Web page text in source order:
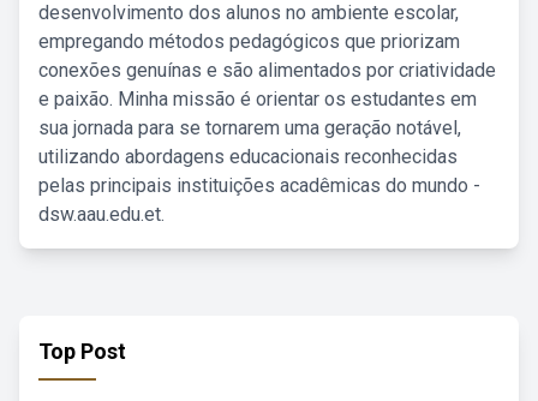
desenvolvimento dos alunos no ambiente escolar,
empregando métodos pedagógicos que priorizam
conexões genuínas e são alimentados por criatividade
e paixão. Minha missão é orientar os estudantes em
sua jornada para se tornarem uma geração notável,
utilizando abordagens educacionais reconhecidas
pelas principais instituições acadêmicas do mundo -
dsw.aau.edu.et.
Top Post